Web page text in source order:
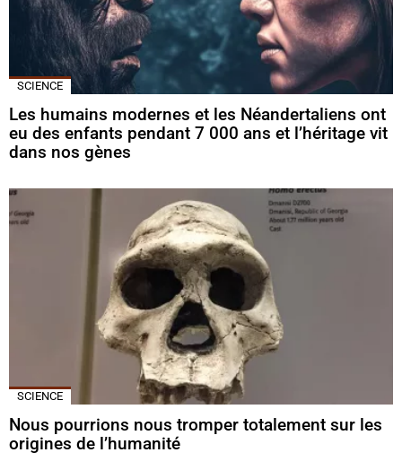
SCIENCE
Les humains modernes et les Néandertaliens ont
eu des enfants pendant 7 000 ans et l’héritage vit
dans nos gènes
SCIENCE
Nous pourrions nous tromper totalement sur les
origines de l’humanité